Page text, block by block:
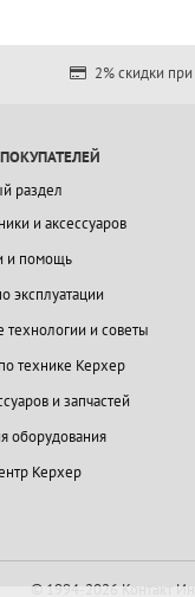
2% скидки
раздел
и аксессуаров
и помощь
эксплуатации
технологии и советы
технике Керхер
и запчастей
оборудования
Керхер
© 1994-2026 Контакт